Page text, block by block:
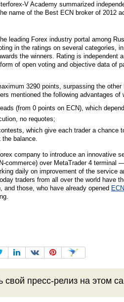
V Academy summarized
name of the Best ECN broker of 2012
leading Forex industry portal among
in the ratings on several categories,
the winners. Rating is independent
of open voting and objective data of
3290 points, surpassing the
mentioned the following advantages of
(from 0 points on ECN), which
no requotes;
which give each trader a chance
balance.
company to introduce an innovative
commerce) over MetaTrader 4 terminal
daily on improvement of the service
traders from all over the world have
and those, who have already opened
свой пресс-релиз на этом